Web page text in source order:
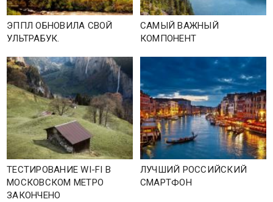
ЭППЛ ОБНОВИЛА СВОЙ
УЛЬТРАБУК.
САМЫЙ ВАЖНЫЙ
КОМПОНЕНТ
ТЕСТИРОВАНИЕ WI-FI В
МОСКОВСКОМ МЕТРО
ЗАКОНЧЕНО
ЛУЧШИЙ РОССИЙСКИЙ
СМАРТФОН